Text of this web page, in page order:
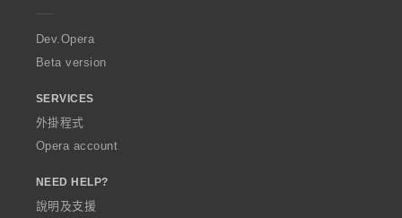
a
Dev.Opera
Beta version
SERVICES
外掛程式
Opera account
NEED HELP?
說明及支援